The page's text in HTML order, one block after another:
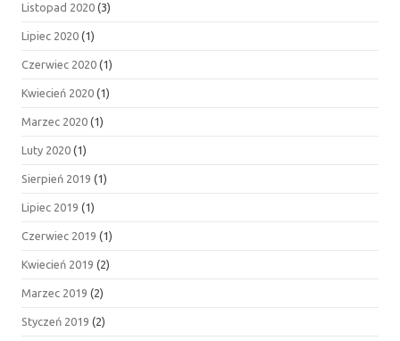
Listopad 2020 (3)
Lipiec 2020 (1)
Czerwiec 2020 (1)
Kwiecień 2020 (1)
Marzec 2020 (1)
Luty 2020 (1)
Sierpień 2019 (1)
Lipiec 2019 (1)
Czerwiec 2019 (1)
Kwiecień 2019 (2)
Marzec 2019 (2)
Styczeń 2019 (2)